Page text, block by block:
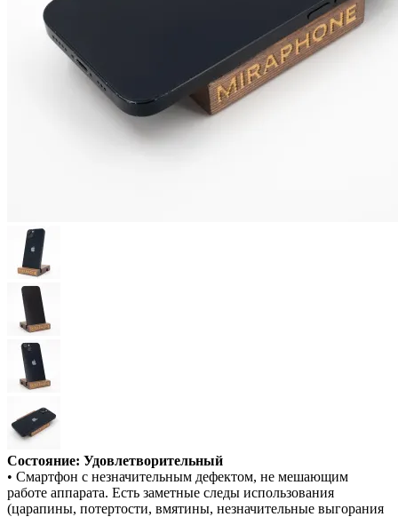
Состояние: Удовлетворительный
• Смартфон с незначительным дефектом, не мешающим
работе аппарата. Есть заметные следы использования
(царапины, потертости, вмятины, незначительные выгорания